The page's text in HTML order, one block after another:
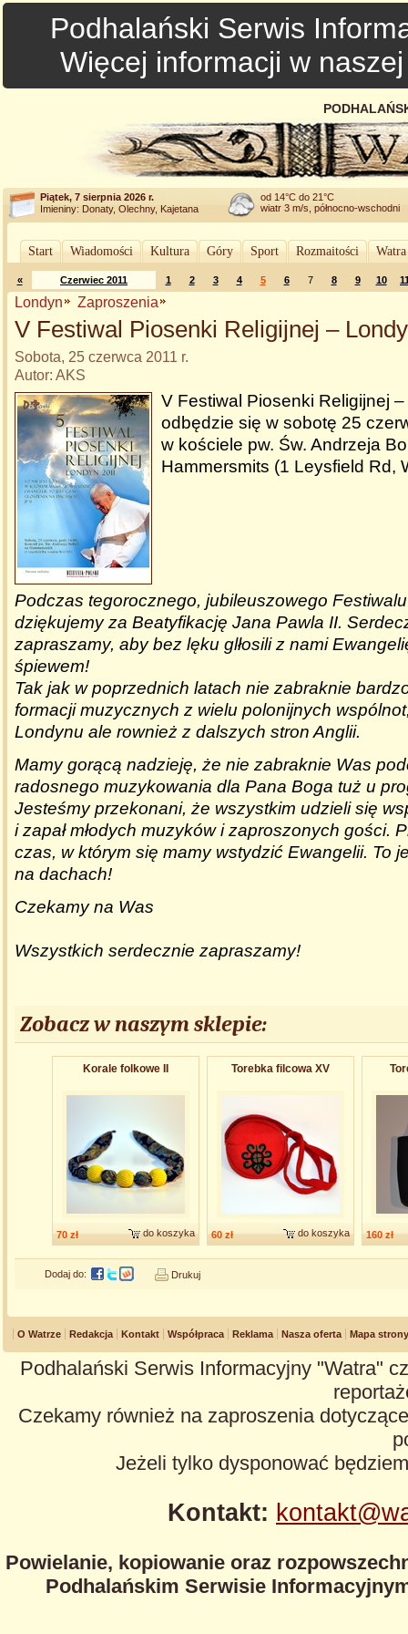
Podhalański Serwis
Więcej informacji w
Piątek, 7 sierpnia 2026 r.
Imieniny: Donaty, Olechny, Kajetana
od 14°C do 21°C
wiatr 3 m/s, północno-wschodni
Start Wiadomości Kultura Góry Sport Rozmaitości
« Czerwiec 2011 1 2 3 4 5 6 7 8 9 10
Londyn Zaproszenia
V Festiwal Piosenki Religijnej –
Sobota, 25 czerwca 2011 r.
Autor: AKS
V Festiwal Piosenki Religijnej
odbędzie się w sobotę 25
w kościele pw. Św. Andrzeja
Hammersmits (1 Leysfield Rd,
Podczas tegorocznego, jubileuszowego
dziękujemy za Beatyfikację Jana Pawla II.
zapraszamy, aby bez lęku glłosili z nami
śpiewem!
Tak jak w poprzednich latach nie zabraknie
formacji muzycznych z wielu polonijnych
Londynu ale rownież z dalszych stron Anglii.
Mamy gorącą nadzieję, że nie zabraknie Was
radosnego muzykowania dla Pana Boga tuż u
Jesteśmy przekonani, że wszystkim udzieli się
i zapał młodych muzyków i zaproszonych gości.
czas, w którym się mamy wstydzić Ewangelii. To
na dachach!
Czekamy na Was
Wszystkich serdecznie zapraszamy!
Zobacz w naszym sklepie:
Korale folkowe II
70 zł do koszyka
Torebka filcowa XV
60 zł do koszyka 160 zł
Dodaj do: Drukuj
O Watrze Redakcja Kontakt Współpraca Reklama Nasza oferta Mapa strony
Podhalański Serwis Informacyjny "Watra"
Czekamy również na zaproszenia
Jeżeli tylko dysponować
Kontakt:
Powielanie, kopiowanie oraz
Podhalańskim Serwisie